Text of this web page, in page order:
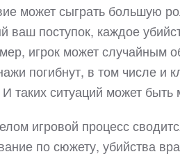
может сыграть большую
ваш поступок, каждое
игрок может случайным
погибнут, в том числе и
И таких ситуаций может
игровой процесс
по сюжету, убийства